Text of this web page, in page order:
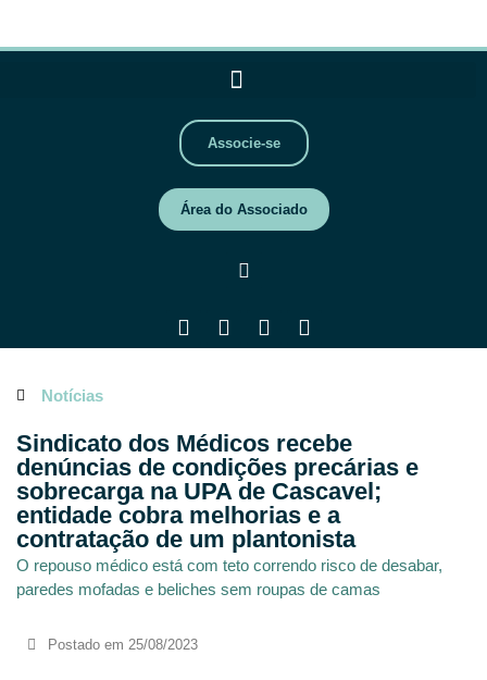
Associe-se
Área do Associado
Notícias
Sindicato dos Médicos recebe
denúncias de condições precárias e
sobrecarga na UPA de Cascavel;
entidade cobra melhorias e a
contratação de um plantonista
O repouso médico está com teto correndo risco de desabar,
paredes mofadas e beliches sem roupas de camas
Postado em 25/08/2023